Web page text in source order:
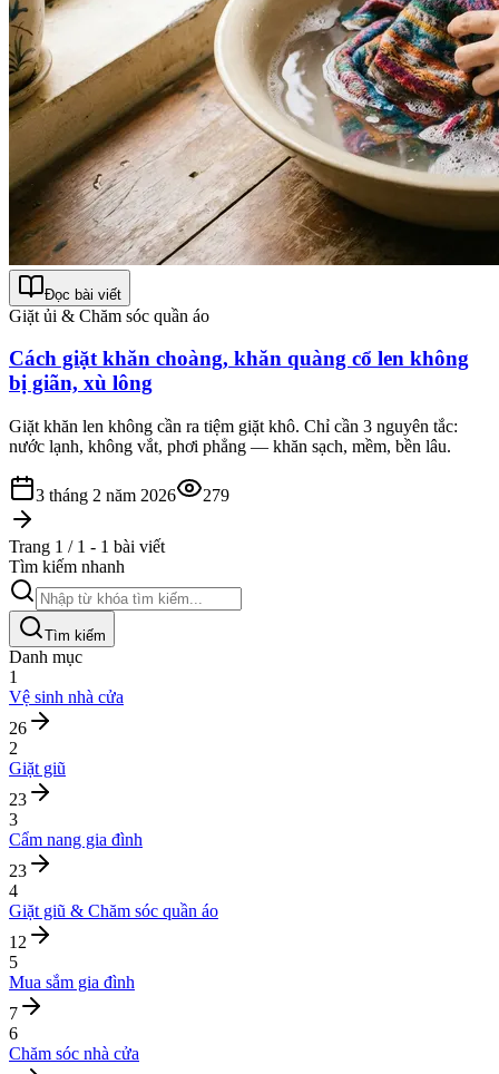
Đọc bài viết
Giặt ủi & Chăm sóc quần áo
Cách giặt khăn choàng, khăn quàng cổ len không
bị giãn, xù lông
Giặt khăn len không cần ra tiệm giặt khô. Chỉ cần 3 nguyên tắc:
nước lạnh, không vắt, phơi phẳng — khăn sạch, mềm, bền lâu.
3 tháng 2 năm 2026 279
Trang 1 / 1 - 1 bài viết
Tìm kiếm nhanh
Tìm kiếm
Danh mục
1
Vệ sinh nhà cửa
26
2
Giặt giũ
23
3
Cẩm nang gia đình
23
4
Giặt giũ & Chăm sóc quần áo
12
5
Mua sắm gia đình
7
6
Chăm sóc nhà cửa